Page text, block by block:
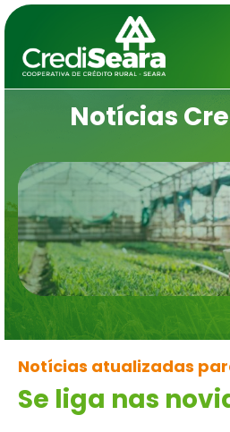
Notícias
Notícias atualizadas
Se liga nas